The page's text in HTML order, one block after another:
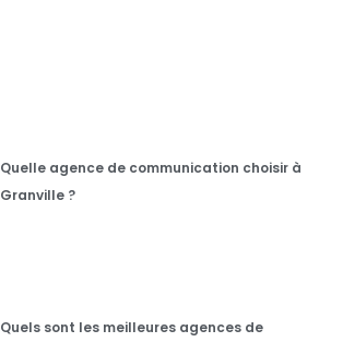
Quelle agence de communication choisir à
Granville ?
Quels sont les meilleures agences de